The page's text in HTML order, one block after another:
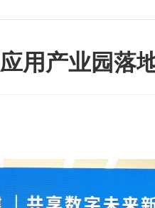
用产业园落